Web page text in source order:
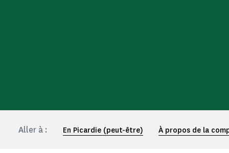
Aller à : En Picardie (peut-être) À propos de la